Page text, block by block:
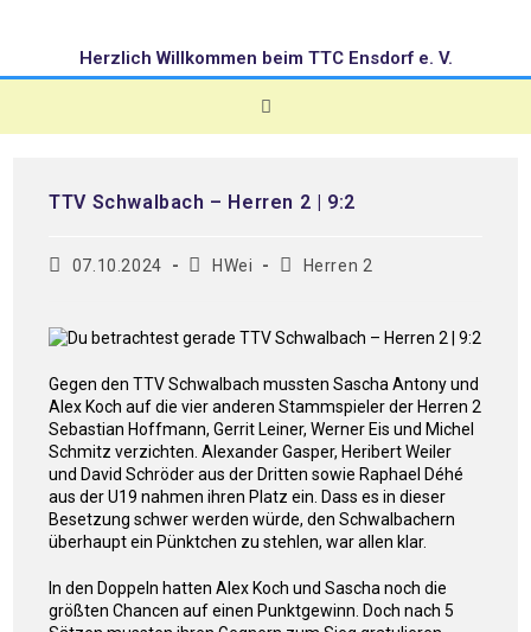
Herzlich Willkommen beim TTC Ensdorf e. V.
TTV Schwalbach – Herren 2 | 9:2
07.10.2024 HWei Herren 2
Gegen den TTV Schwalbach mussten Sascha Antony und
Alex Koch auf die vier anderen Stammspieler der Herren 2
Sebastian Hoffmann, Gerrit Leiner, Werner Eis und Michel
Schmitz verzichten. Alexander Gasper, Heribert Weiler
und David Schröder aus der Dritten sowie Raphael Déhé
aus der U19 nahmen ihren Platz ein. Dass es in dieser
Besetzung schwer werden würde, den Schwalbachern
überhaupt ein Pünktchen zu stehlen, war allen klar.
In den Doppeln hatten Alex Koch und Sascha noch die
größten Chancen auf einen Punktgewinn. Doch nach 5